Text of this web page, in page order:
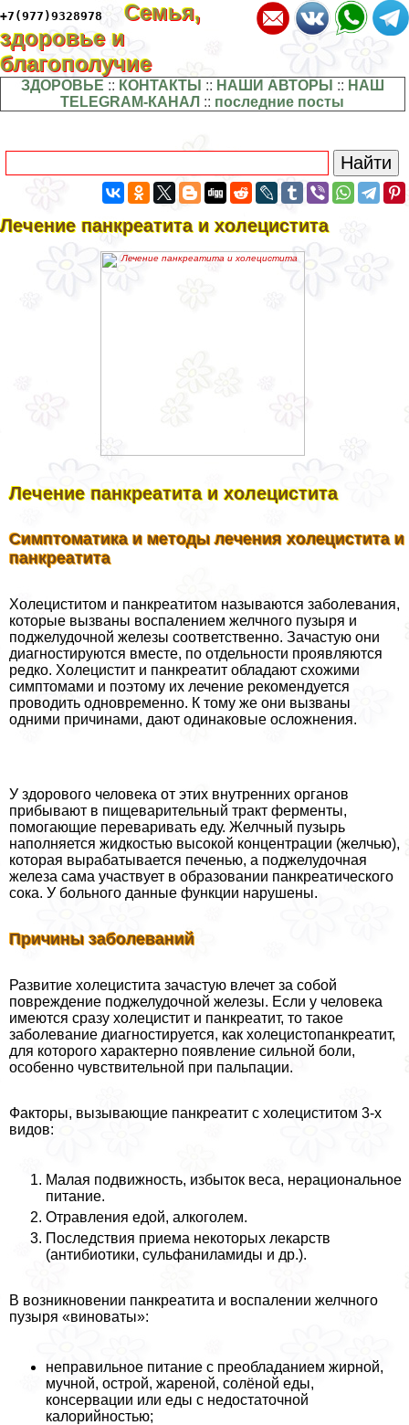
+7(977)9328978
Семья,
здоровье и
благополучие
ЗДОРОВЬЕ :: КОНТАКТЫ :: НАШИ АВТОРЫ :: НАШ
TELEGRAM-КАНАЛ :: последние посты
Лечение панкреатита и холецистита
Лечение панкреатита и холецистита
Симптоматика и методы лечения холецистита и
панкреатита
Холециститом и панкреатитом называются заболевания,
которые вызваны воспалением желчного пузыря и
поджелудочной железы соответственно. Зачастую они
диагностируются вместе, по отдельности проявляются
редко. Холецистит и панкреатит обладают схожими
симптомами и поэтому их лечение рекомендуется
проводить одновременно. К тому же они вызваны
одними причинами, дают одинаковые осложнения.
У здорового человека от этих внутренних органов
прибывают в пищеварительный тракт ферменты,
помогающие переваривать еду. Желчный пузырь
наполняется жидкостью высокой концентрации (желчью),
которая вырабатывается печенью, а поджелудочная
железа сама участвует в образовании панкреатического
сока. У больного данные функции нарушены.
Причины заболеваний
Развитие холецистита зачастую влечет за собой
повреждение поджелудочной железы. Если у человека
имеются сразу холецистит и панкреатит, то такое
заболевание диагностируется, как холецистопанкреатит,
для которого характерно появление сильной боли,
особенно чувствительной при пальпации.
Факторы, вызывающие панкреатит с холециститом 3-х
видов:
Малая подвижность, избыток веса, нерациональное
питание.
Отравления едой, алкоголем.
Последствия приема некоторых лекарств
(антибиотики, сульфаниламиды и др.).
В возникновении панкреатита и воспалении желчного
пузыря «виноваты»:
неправильное питание с преобладанием жирной,
мучной, острой, жареной, солёной еды,
консервации или еды с недостаточной
калорийностью;